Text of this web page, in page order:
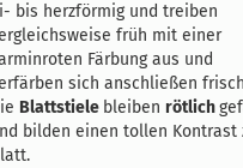
bis herzförmig und treiben
früh mit einer
Färbung aus und
sich anschließen
Blattstiele bleiben rötlich
bilden einen tollen Kontrast